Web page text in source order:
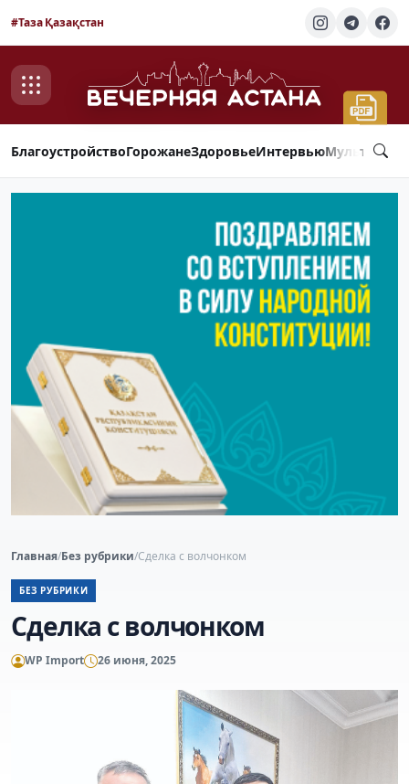
#Таза Қазақстан
БлагоустройствоГорожанеЗдоровьеИнтервью
Главная/Без рубрики/Сделка с волчонком
БЕЗ РУБРИКИ
Сделка с волчонком
WP Import 26 июня, 2025